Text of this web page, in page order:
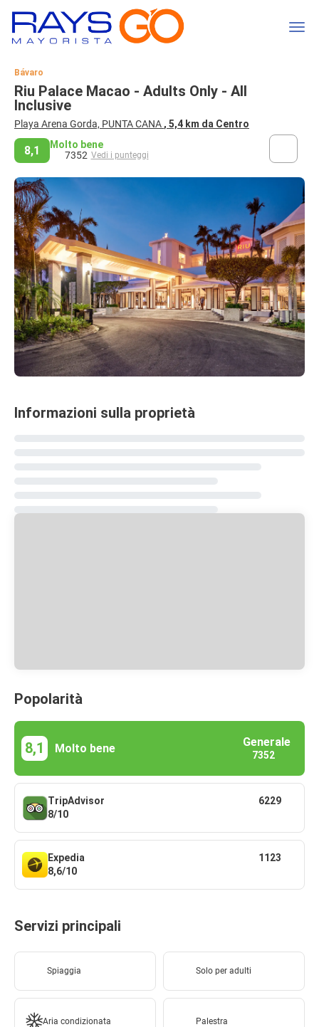
Bávaro
Riu Palace Macao - Adults Only - All
Inclusive
Playa Arena Gorda, PUNTA CANA , 5,4 km da Centro
8,1
Molto bene
7352 Vedi i punteggi
Informazioni sulla proprietà
Popolarità
8,1 Molto bene Generale
7352
TripAdvisor
8/10
6229
Expedia
8,6/10
1123
Servizi principali
Spiaggia Solo per adulti
Aria condizionata Palestra